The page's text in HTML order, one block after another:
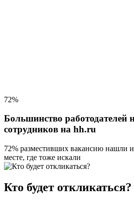
72%
Большинство работодателей
сотрудников на hh.ru
72% разместивших вакансию нашли
месте, где тоже искали
Кто будет откликаться?